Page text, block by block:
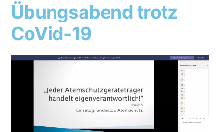
Übungsabend trotz
CoVid-19